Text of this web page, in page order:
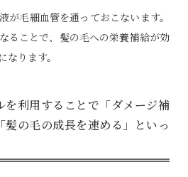
が毛細血管を通っておこないます。
ることで、髪の毛への栄養補給が効
ります。
を利用することで「ダメージ補
の毛の成長を速める」といっ